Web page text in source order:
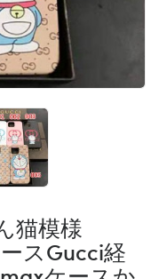
猫模様
スGucci経